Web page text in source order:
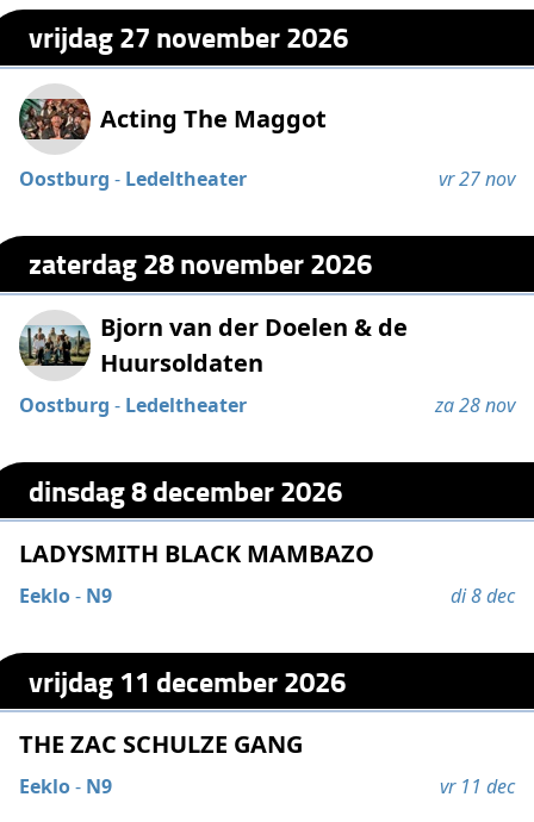
vrijdag 27 november 2026
Acting The Maggot
Oostburg - Ledeltheater vr 27 nov
zaterdag 28 november 2026
Bjorn van der Doelen & de
Huursoldaten
Oostburg - Ledeltheater za 28 nov
dinsdag 8 december 2026
LADYSMITH BLACK MAMBAZO
Eeklo- N9 di 8 dec
vrijdag 11 december 2026
THE ZAC SCHULZE GANG
Eeklo- N9 vr 11 dec